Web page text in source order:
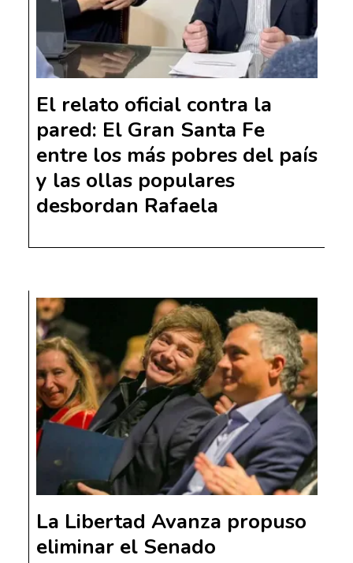
El relato oficial contra la
pared: El Gran Santa Fe
entre los más pobres del país
y las ollas populares
desbordan Rafaela
La Libertad Avanza propuso
eliminar el Senado